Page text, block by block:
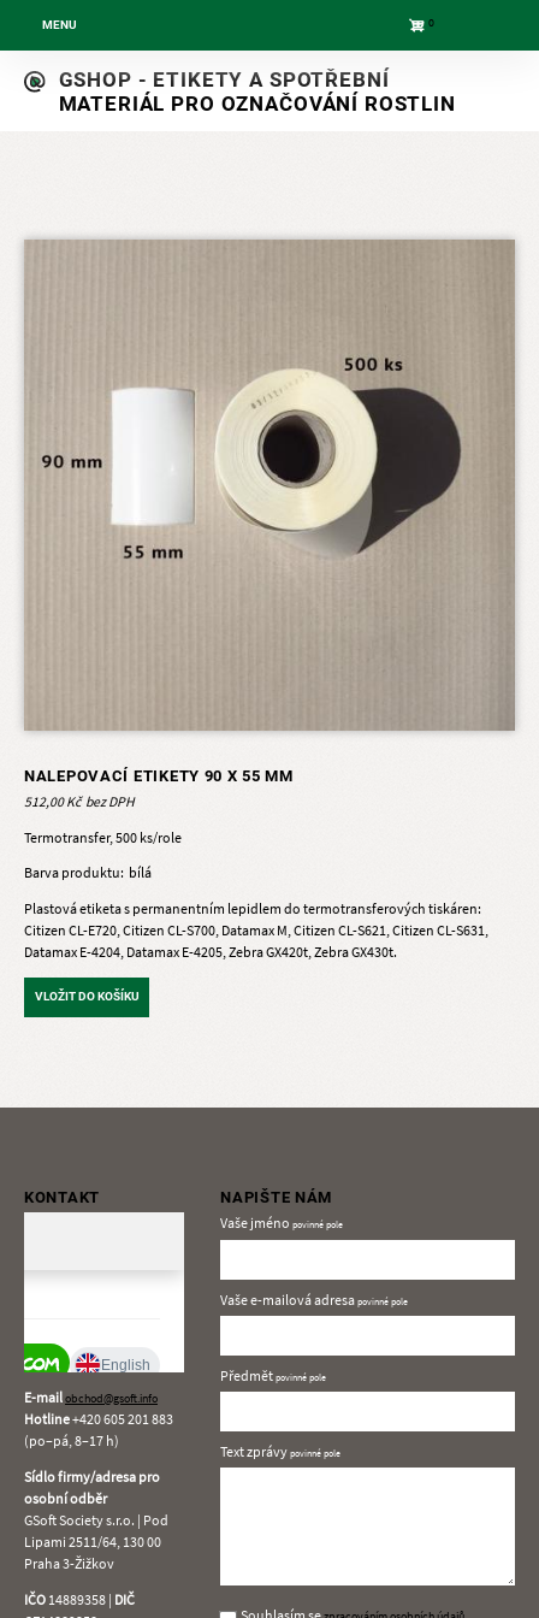
MENU 0
GSHOP - ETIKETY A SPOTŘEBNÍ
MATERIÁL PRO OZNAČOVÁNÍ ROSTLIN
NALEPOVACÍ ETIKETY 90 X 55 MM
512,00 Kč
Termotransfer, 500 ks/role
Barva produktu bílá
Plastová etiketa s permanentním lepidlem do termotransferových tiskáren:
Citizen CL-E720, Citizen CL-S700, Datamax M, Citizen CL-S621, Citizen CL-S631,
Datamax E-4204, Datamax E-4205, Zebra GX420t, Zebra GX430t.
VLOŽIT DO KOŠÍKU
KONTAKT
E-mailobchod@gsoft.info
Hotline+420605 201 883
(po–pá, 8–17 h)
Sídlo firmy/adresa pro
osobní odběr
GSoft Society s.r.o. | Pod
Lipami 2511/64, 130 00
Praha 3-Žižkov
IČO 14889358 | DIČ
NAPIŠTE NÁM
Vaše jméno
Vaše e-mailová adresa
Předmět
Text zprávy
Souhlasím